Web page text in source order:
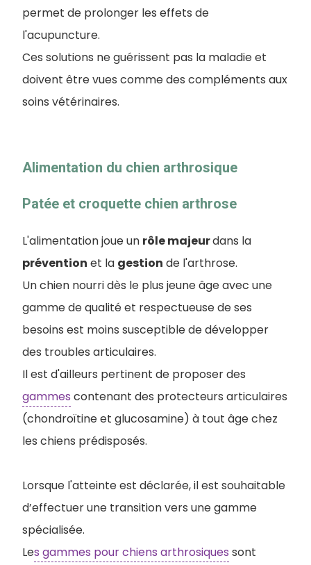
permet de prolonger les effets de
l'acupuncture.
Ces solutions ne guérissent pas la maladie et
doivent être vues comme des compléments aux
soins vétérinaires.
Alimentation du chien arthrosique
Patée et croquette chien arthrose
L'alimentation joue un rôle majeurdans la
prévention et la gestion de l'arthrose.
Un chien nourri dès le plus jeune âge avec une
gamme de qualité et respectueuse de ses
besoins est moins susceptible de développer
des troubles articulaires.
Il est d'ailleurs pertinent de proposer des
gammes contenant des protecteurs articulaires
(chondroïtine et glucosamine) à tout âge chez
les chiens prédisposés.
Lorsque l'atteinte est déclarée, il est souhaitable
d’effectuer une transition vers une gamme
spécialisée.
Les gammes pour chiens arthrosiques sont